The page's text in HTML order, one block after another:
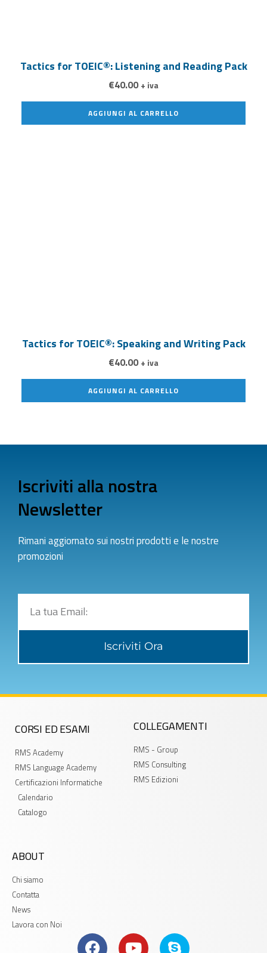
Tactics for TOEIC®: Listening and Reading Pack
€40.00 + iva
AGGIUNGI AL CARRELLO
Tactics for TOEIC®: Speaking and Writing Pack
€40.00 + iva
AGGIUNGI AL CARRELLO
Iscriviti alla nostra
Newsletter
Rimani aggiornato sui nostri prodotti e le nostre
promozioni
Iscriviti Ora
CORSI ED ESAMI
RMS Academy
RMS Language Academy
Certificazioni Informatiche
Calendario
Catalogo
COLLEGAMENTI
RMS - Group
RMS Consulting
RMS Edizioni
ABOUT
Chi siamo
Contatta
News
Lavora con Noi